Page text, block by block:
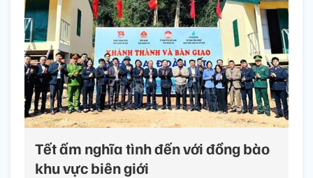
Tết ấm nghĩa tình đến với đồng bào
khu vực biên giới